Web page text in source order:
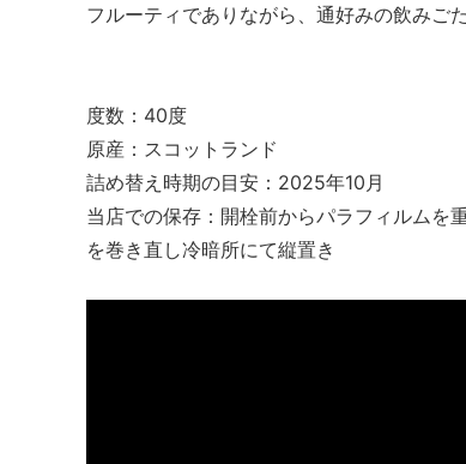
フルーティでありながら、通好みの飲みご
度数：40度
原産：スコットランド
詰め替え時期の目安：2025年10月
当店での保存：開栓前からパラフィルムを
を巻き直し冷暗所にて縦置き